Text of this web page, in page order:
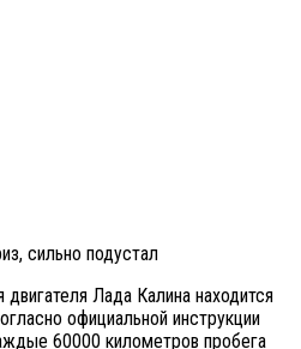
сильно подустал
Лада Калина находится
официальной инструкции
60000 километров пробега